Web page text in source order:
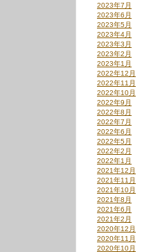
2023年7月
2023年6月
2023年5月
2023年4月
2023年3月
2023年2月
2023年1月
2022年12月
2022年11月
2022年10月
2022年9月
2022年8月
2022年7月
2022年6月
2022年5月
2022年2月
2022年1月
2021年12月
2021年11月
2021年10月
2021年8月
2021年6月
2021年2月
2020年12月
2020年11月
2020年10月